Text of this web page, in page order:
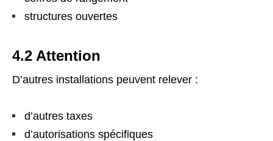
structures ouvertes
4.2 Attention
D’autres installations peuvent relever :
d’autres taxes
d’autorisations spécifiques